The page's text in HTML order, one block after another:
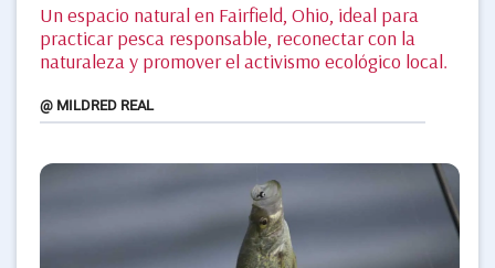
Un espacio natural en Fairfield, Ohio, ideal para
practicar pesca responsable, reconectar con la
naturaleza y promover el activismo ecológico local.
@ MILDRED REAL